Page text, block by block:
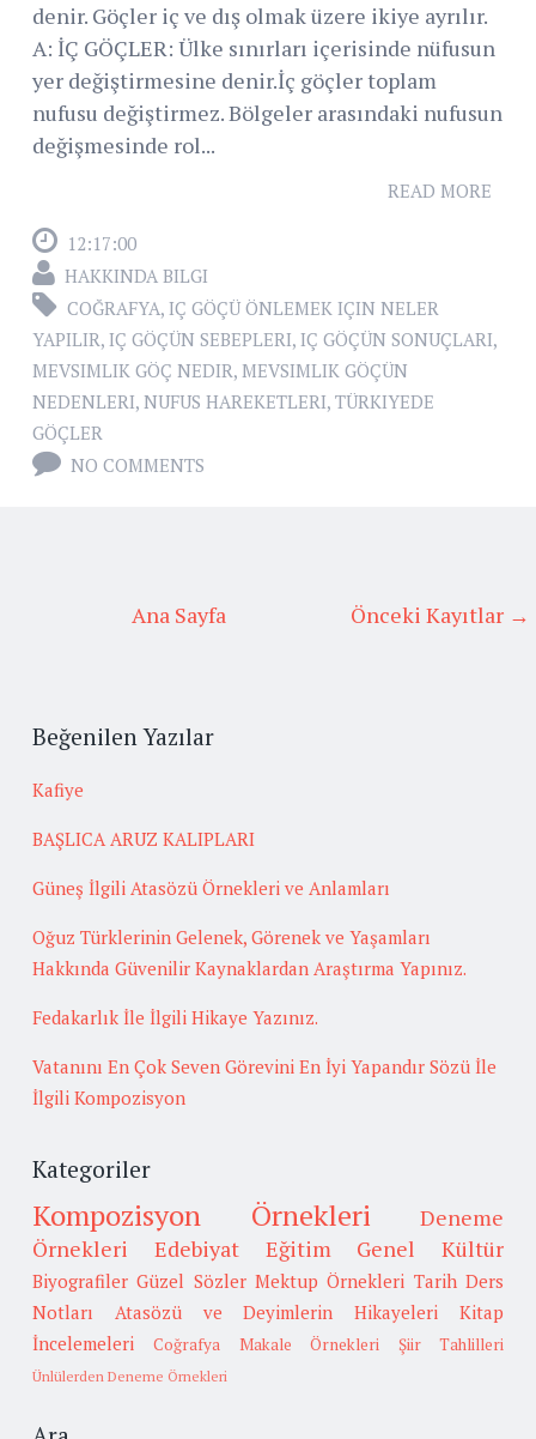
denir. Göçler iç ve dış olmak üzere ikiye ayrılır.
A: İÇ GÖÇLER: Ülke sınırları içerisinde nüfusun
yer değiştirmesine denir.İç göçler toplam
nufusu değiştirmez. Bölgeler arasındaki nufusun
değişmesinde rol...
READ MORE
12:17:00
HAKKINDA BILGI
COĞRAFYA, IÇ GÖÇÜ ÖNLEMEK IÇIN NELER
YAPILIR, IÇ GÖÇÜN SEBEPLERI, IÇ GÖÇÜN SONUÇLARI,
MEVSIMLIK GÖÇ NEDIR, MEVSIMLIK GÖÇÜN
NEDENLERI, NUFUS HAREKETLERI, TÜRKIYEDE
GÖÇLER
NO COMMENTS
Önceki Kayıtlar →
Ana Sayfa
Beğenilen Yazılar
Kafiye
BAŞLICA ARUZ KALIPLARI
Güneş İlgili Atasözü Örnekleri ve Anlamları
Oğuz Türklerinin Gelenek, Görenek ve Yaşamları
Hakkında Güvenilir Kaynaklardan Araştırma Yapınız.
Fedakarlık İle İlgili Hikaye Yazınız.
Vatanını En Çok Seven Görevini En İyi Yapandır Sözü İle
İlgili Kompozisyon
Kategoriler
Kompozisyon Örnekleri
Deneme
Örnekleri
Edebiyat Eğitim Genel Kültür
Biyografiler Güzel Sözler Mektup Örnekleri Tarih Ders
Notları
Atasözü ve Deyimlerin Hikayeleri
Kitap
İncelemeleri
Coğrafya Makale Örnekleri Şiir Tahlilleri
Ünlülerden Deneme Örnekleri